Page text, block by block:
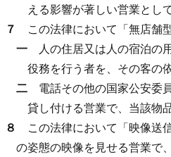
える影響が著しい営業とし
７ この法律において「無店舗
一 人の住居又は人の宿泊の
役務を行う者を、その客の
二 電話その他の国家公安委
貸し付ける営業で、当該物
８ この法律において「映像送
の姿態の映像を見せる営業で